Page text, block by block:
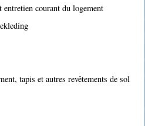
courant du logement
tapis et autres revêtements de sol